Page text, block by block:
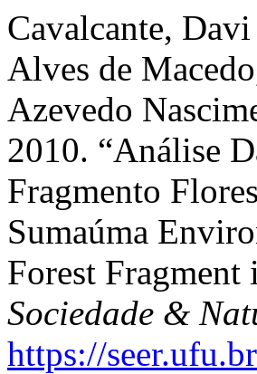
Cavalcante,
Alves de
Azevedo
2010. “Análise
Fragmento
Sumaúma
Forest Fragment
Sociedade &
https://